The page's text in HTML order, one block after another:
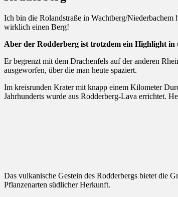
Ich bin die Rolandstraße in Wachtberg/
wirklich einen Berg!
Aber der Rodderberg ist trotzdem ein Highlight in
Er begrenzt mit dem Drachenfels auf der anderen
ausgeworfen, über die man heute spaziert.
Im kreisrunden Krater mit knapp einem Kilometer
Jahrhunderts wurde aus Rodderberg-Lava errichtet.
Das vulkanische Gestein des Rodderbergs bietet die
Pflanzenarten südlicher Herkunft.